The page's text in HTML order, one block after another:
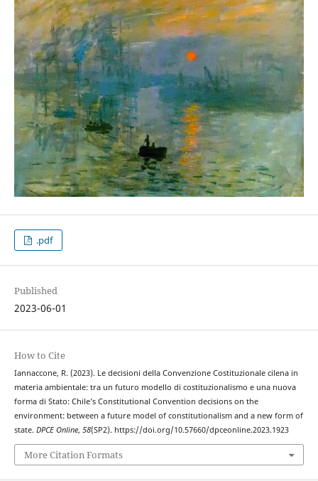
.pdf
Published
2023-06-01
How to Cite
Iannaccone, R. (2023). Le decisioni della Convenzione Costituzionale cilena in
materia ambientale: tra un futuro modello di costituzionalismo e una nuova
forma di Stato: Chile’s Constitutional Convention decisions on the
environment: between a future model of constitutionalism and a new form of
state. DPCE Online, 58(SP2). https://doi.org/10.57660/dpceonline.2023.1923
More Citation Formats